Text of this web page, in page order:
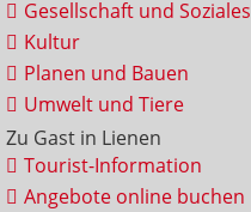
Gesellschaft und Soziales
Kultur
Planen und Bauen
Umwelt und Tiere
Zu Gast in Lienen
Tourist-Information
Angebote online buchen